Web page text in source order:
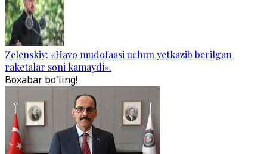
Zelenskiy: «Havo mudofaasi uchun yetkazib berilgan
raketalar soni kamaydi».
Boxabar bo'ling!